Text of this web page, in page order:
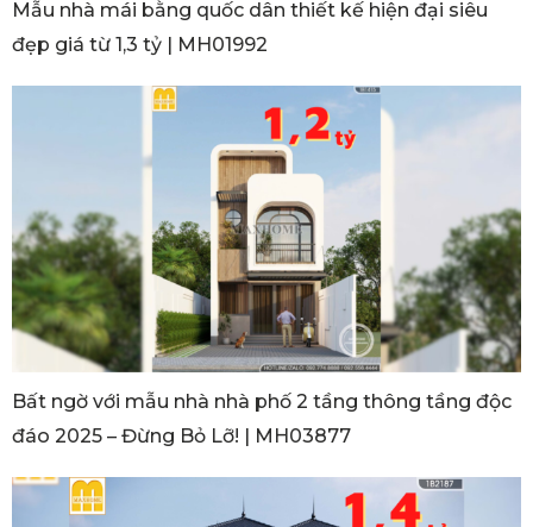
Mẫu nhà mái bằng quốc dân thiết kế hiện đại siêu
đẹp giá từ 1,3 tỷ | MH01992
Bất ngờ với mẫu nhà nhà phố 2 tầng thông tầng độc
đáo 2025 – Đừng Bỏ Lỡ! | MH03877